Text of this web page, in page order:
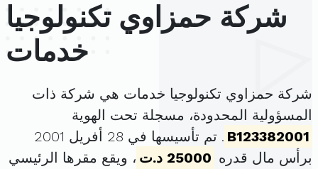
شركة حمزاوي تكنولوجيا
خدمات
شركة حمزاوي تكنولوجيا خدمات هي شركة ذات
المسؤولية المحدودة، مسجلة تحت الهوية
B123382001
. تم تأسيسها في 28 أفريل 2001
برأس مال قدره 25000 د.ت
، ويقع مقرها الرئيسي